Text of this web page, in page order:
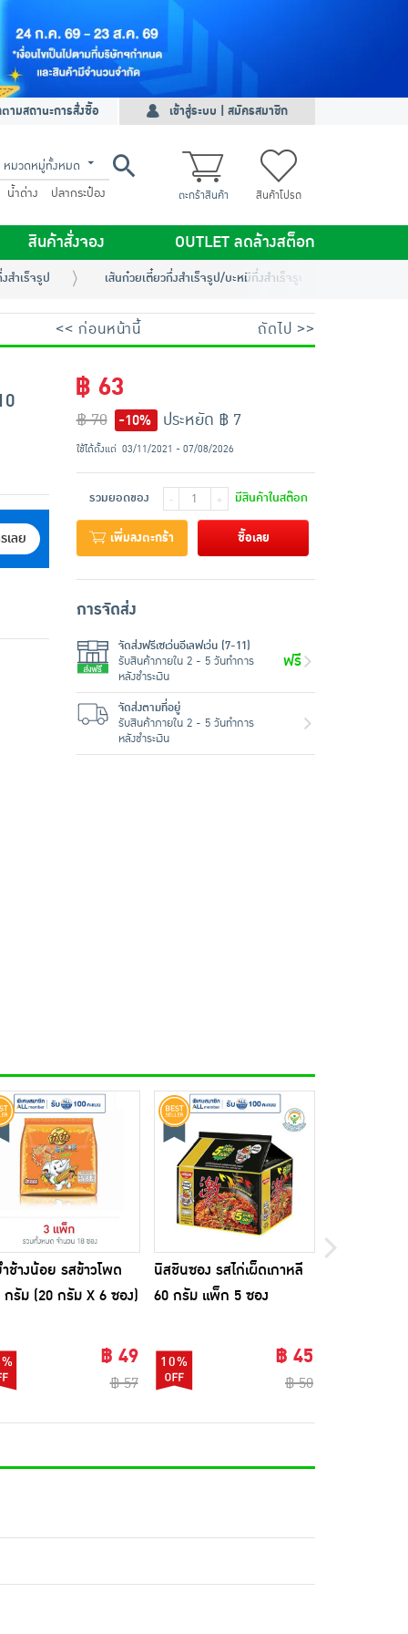
ามสถานะการสั่งซื้อ เข้าสู่ระบบ | สมัครสมาชิก
หมวดหมู่ทั้งหมด
น้ำด่าง ปลากระป๋อง ตะกร้าสินค้า สินค้าโปรด
สินค้าสั่งจอง OUTLET ลดล้างสต็อก
สำเร็จรูป เส้นก๋วยเตี๋ยวกึ่งสำเร็จรูป/บะหมีกึ่งสำเร็จรูป
<< ก่อนหน้านี้
ถัดไป >>
เลย
฿ 63
฿ 70 -10% ประหยัด ฿ 7
ใช้ได้ตั้งแต่ 03/11/2021 - 07/08/2026
รวมยอดของ - + มีสินค้าในสต๊อก
เพิ่มลงตะกร้า ซื้อเลย
การจัดส่ง
จัดส่งฟรีเซเว่นอีเลฟเว่น (7-11)
รับสินค้าภายใน 2 - 5 วันทำการ
หลังชำระเงิน
ฟรี
จัดส่งตามที่อยู่
รับสินค้าภายใน 2 - 5 วันทำการ
หลังชำระเงิน
ช้างน้อย รสข้าวโพด
กรัม (20 กรัม X 6 ซอง)
฿ 49
฿ 57
นิสชินซอง รสไก่เผ็ดเกาหลี
60 กรัม แพ็ก 5 ซอง
10% ฿ 45
฿ 50